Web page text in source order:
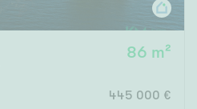
86 m²
445 000 €